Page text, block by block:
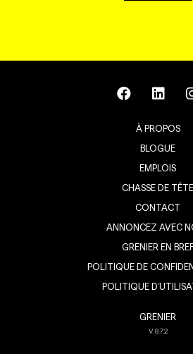
À PROPOS
BLOGUE
EMPLOIS
CHASSE DE TÊTE
CONTACT
ANNONCEZ AVEC
GRENIER EN
POLITIQUE DE
POLITIQUE
GRENIER
V8.7.2